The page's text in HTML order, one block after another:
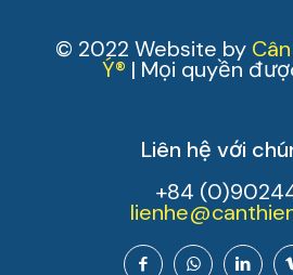
© 2022 Website by
Ý® | Mọi quyền
Liên hệ với
+84